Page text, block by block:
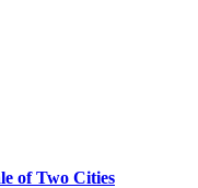
of Two Cities